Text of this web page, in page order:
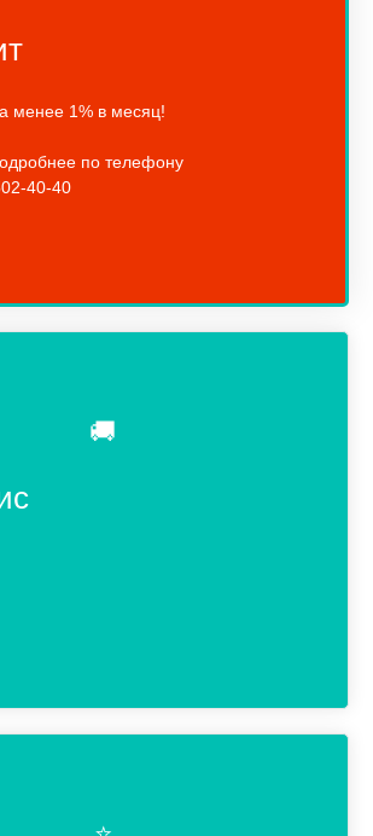
менее 1% в месяц!
по телефону
40-40
🚚